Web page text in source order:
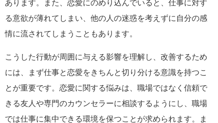
あります。また、恋愛にのめり込んでいると、仕事に対す
る意欲が薄れてしまい、他の人の迷惑を考えずに自分の感
情に流されてしまうこともあります。
こうした行動が周囲に与える影響を理解し、改善するため
には、まず仕事と恋愛をきちんと切り分ける意識を持つこ
とが重要です。恋愛に関する悩みは、職場ではなく信頼で
きる友人や専門のカウンセラーに相談するようにし、職場
では仕事に集中できる環境を保つことが求められます。ま